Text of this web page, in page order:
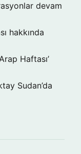
devam
hakkında
Haftası’
Sudan’da